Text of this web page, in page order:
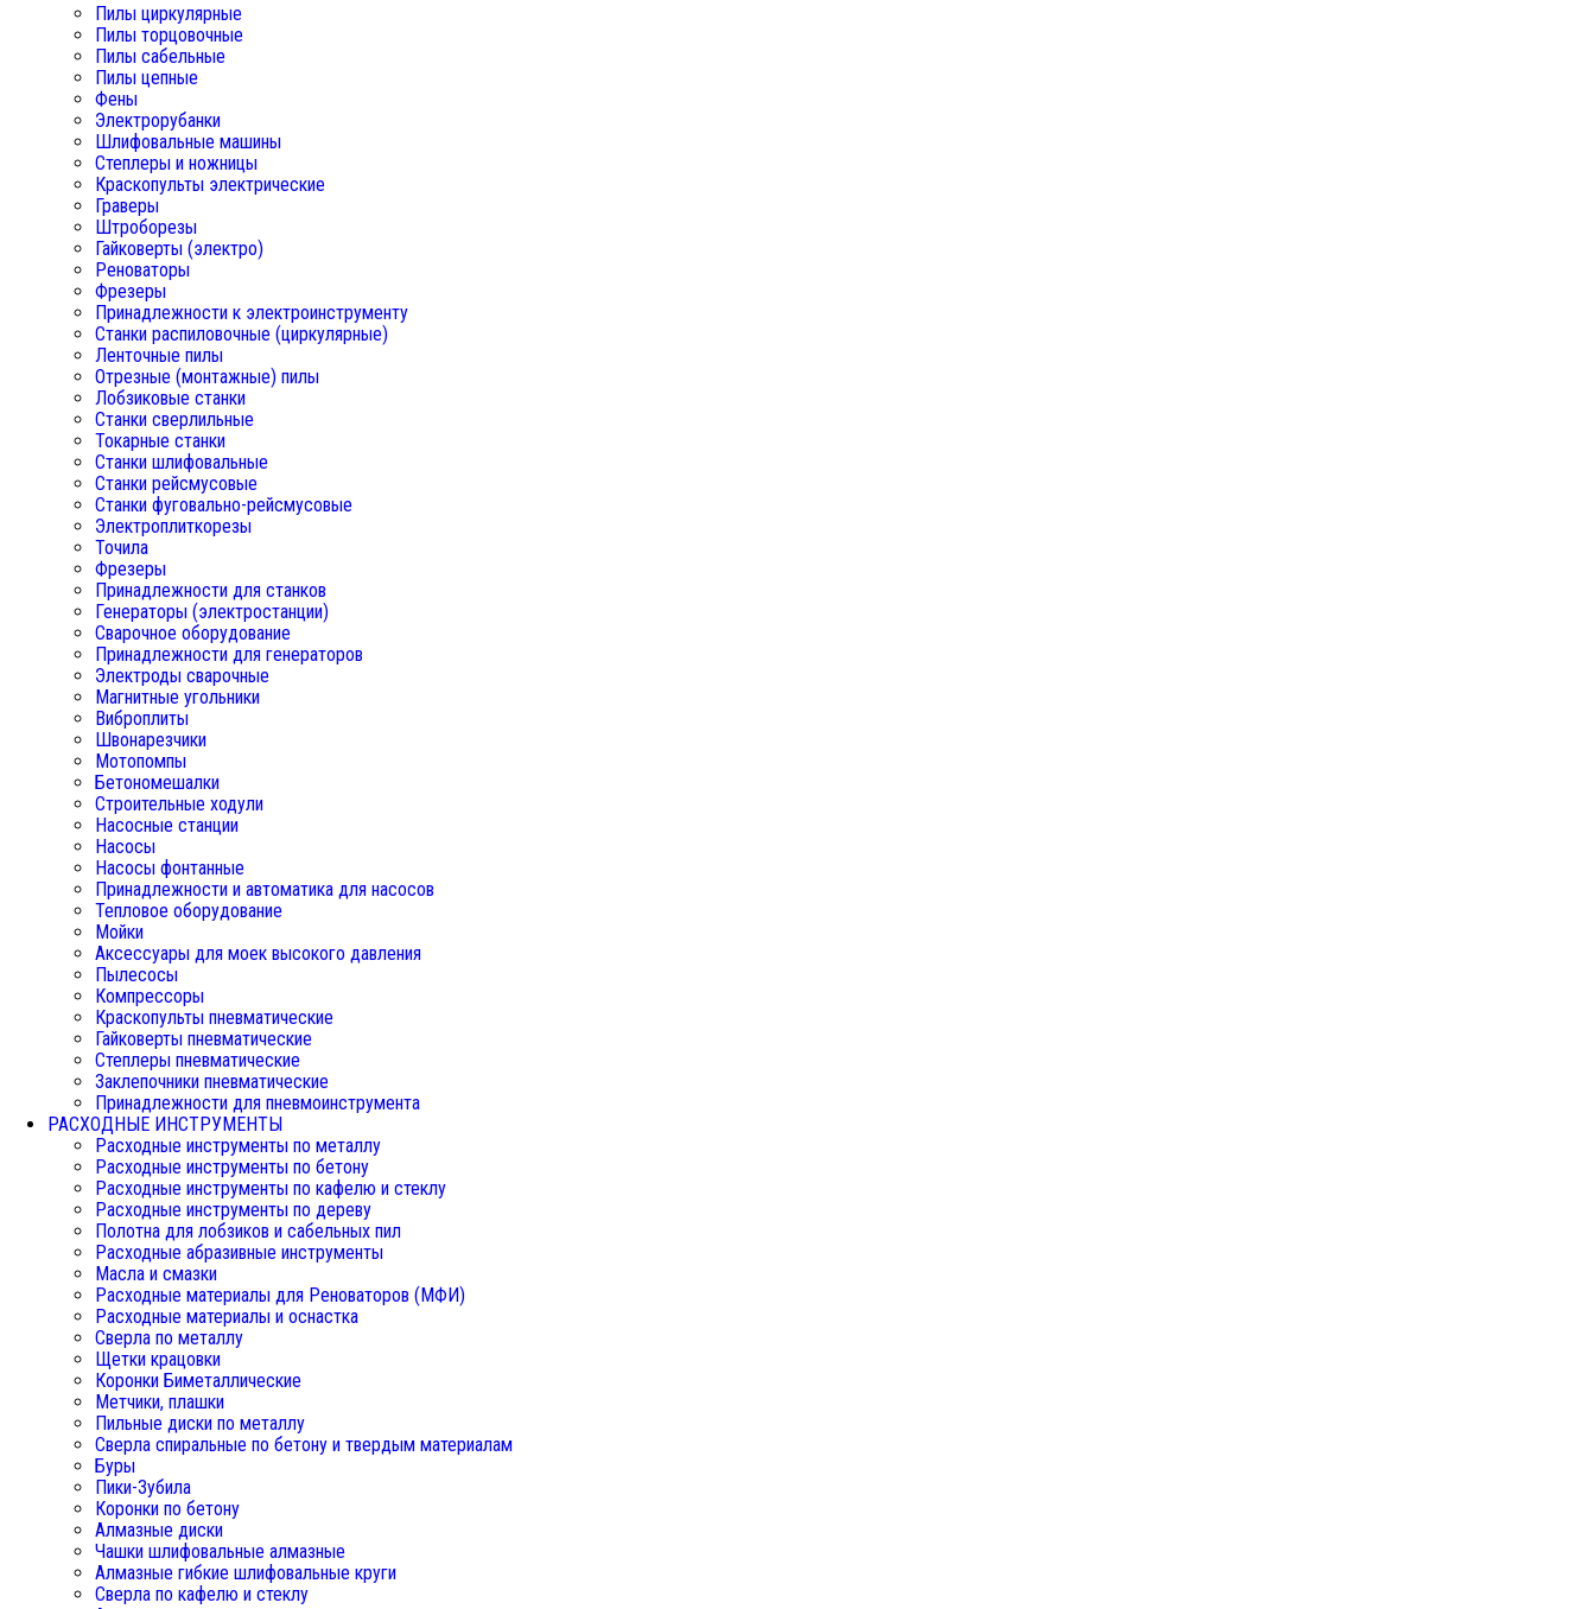
Пилы циркулярные
Пилы торцовочные
Пилы сабельные
Пилы цепные
Фены
Электрорубанки
Шлифовальные машины
Степлеры и ножницы
Краскопульты электрические
Граверы
Штроборезы
Гайковерты (электро)
Реноваторы
Фрезеры
Принадлежности к электроинструменту
Станки распиловочные (циркулярные)
Ленточные пилы
Отрезные (монтажные) пилы
Лобзиковые станки
Станки сверлильные
Токарные станки
Станки шлифовальные
Станки рейсмусовые
Станки фуговально-рейсмусовые
Электроплиткорезы
Точила
Фрезеры
Принадлежности для станков
Генераторы (электростанции)
Сварочное оборудование
Принадлежности для генераторов
Электроды сварочные
Магнитные угольники
Виброплиты
Швонарезчики
Мотопомпы
Бетономешалки
Строительные ходули
Насосные станции
Насосы
Насосы фонтанные
Принадлежности и автоматика для насосов
Тепловое оборудование
Мойки
Аксессуары для моек высокого давления
Пылесосы
Компрессоры
Краскопульты пневматические
Гайковерты пневматические
Степлеры пневматические
Заклепочники пневматические
Принадлежности для пневмоинструмента
РАСХОДНЫЕ ИНСТРУМЕНТЫ
Расходные инструменты по металлу
Расходные инструменты по бетону
Расходные инструменты по кафелю и стеклу
Расходные инструменты по дереву
Полотна для лобзиков и сабельных пил
Расходные абразивные инструменты
Масла и смазки
Расходные материалы для Реноваторов (МФИ)
Расходные материалы и оснастка
Сверла по металлу
Щетки крацовки
Коронки Биметаллические
Метчики, плашки
Пильные диски по металлу
Сверла спиральные по бетону и твердым материалам
Буры
Пики-Зубила
Коронки по бетону
Алмазные диски
Чашки шлифовальные алмазные
Алмазные гибкие шлифовальные круги
Сверла по кафелю и стеклу